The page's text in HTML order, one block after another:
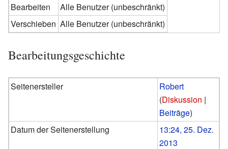
Bearbeiten
Alle Benutzer (unbeschränkt)
Verschieben Alle Benutzer (unbeschränkt)
Bearbeitungsgeschichte
Seitenersteller
Robert
(Diskussion |
Beiträge)
Datum der Seitenerstellung
13:24, 25. Dez.
2013